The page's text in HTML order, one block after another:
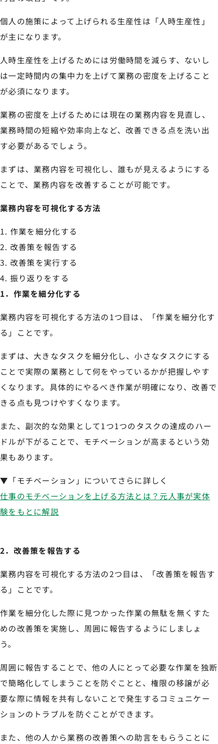
個人の施策によって上げられる生産性は「人時生産性」
が主になります。
人時生産性を上げるためには労働時間を減らす、ないし
は一定時間内の集中力を上げて業務の密度を上げること
が必須になります。
業務の密度を上げるためには現在の業務内容を見直し、
業務時間の短縮や効率向上など、改善できる点を洗い出
す必要があるでしょう。
まずは、業務内容を可視化し、誰もが見えるようにする
ことで、業務内容を改善することが可能です。
業務内容を可視化する方法
作業を細分化する
改善策を報告する
改善策を実行する
振り返りをする
1．作業を細分化する
業務内容を可視化する方法の1つ目は、「作業を細分化す
る」ことです。
まずは、大きなタスクを細分化し、小さなタスクにする
ことで実際の業務として何をやっているかが把握しやす
くなります。具体的にやるべき作業が明確になり、改善で
きる点も見つけやすくなります。
また、副次的な効果として1つ1つのタスクの達成のハー
ドルが下がることで、モチベーションが高まるという効
果もあります。
▼「モチベーション」についてさらに詳しく
仕事のモチベーションを上げる方法とは？元人事が実体
験をもとに解説
2．改善策を報告する
業務内容を可視化する方法の2つ目は、「改善策を報告す
る」ことです。
作業を細分化した際に見つかった作業の無駄を無くすた
めの改善策を実施し、周囲に報告するようにしましょ
う。
周囲に報告することで、他の人にとって必要な作業を独断
で簡略化してしまうことを防ぐことと、権限の移譲が必
要な際に情報を共有しないことで発生するコミュニケー
ションのトラブルを防ぐことができます。
また、他の人から業務の改善策への助言をもらうことに